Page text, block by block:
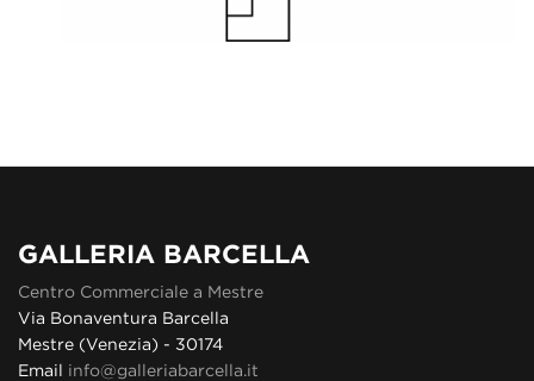
GALLERIA BARCELLA
Centro Commerciale a Mestre
Via Bonaventura Barcella
Mestre (Venezia) - 30174
Email info@galleriabarcella.it